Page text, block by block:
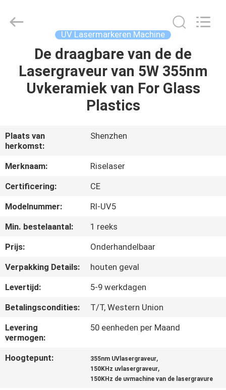
PRODUCTEN
SHOW
OVER
ONS
KWALITEITSCONTROLE
NEEM
MET
ONS
Technology
UV Lasermarkeren Machine
De draagbare van de de
Lasergraveur van 5W 355nm
Uvkeramiek van For Glass
Plastics
Plaats van
herkomst:
Shenzhen
Merknaam:
Riselaser
Certificering:
CE
Modelnummer:
Rl-UV5
Min. bestelaantal:
1 reeks
Prijs:
Onderhandelbaar
Verpakking Details:
houten geval
Levertijd:
5-9 werkdagen
Betalingscondities:
T/T, Western Union
Levering
vermogen:
50 eenheden per Maand
Hoogtepunt: 355nm UVlasergraveur,
150KHz uvlasergraveur,
150KHz de uvmachine van de lasergravure